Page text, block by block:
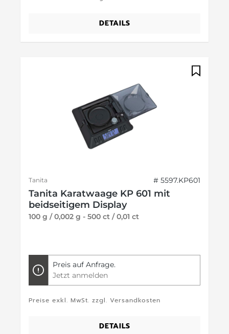
DETAILS
Tanita # 5597.KP601
Tanita Karatwaage KP 601 mit
beidseitigem Display
100 g / 0,002 g - 500 ct / 0,01 ct
Preis auf Anfrage.
Jetzt anmelden
Preise exkl. MwSt. zzgl. Versandkosten
DETAILS